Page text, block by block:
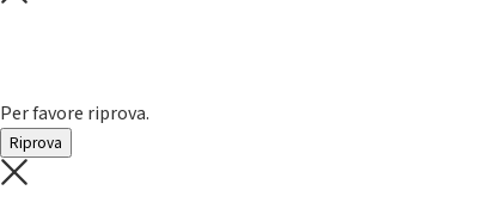
Per favore riprova.
Riprova